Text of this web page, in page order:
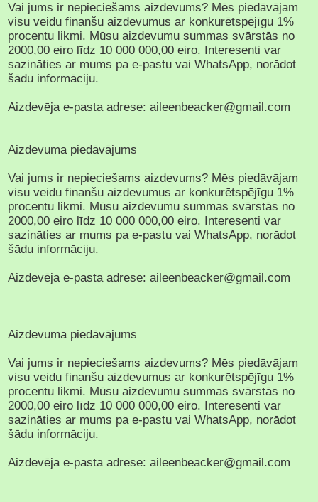
Vai jums ir nepieciešams aizdevums? Mēs piedāvājam
visu veidu finanšu aizdevumus ar konkurētspējīgu 1%
procentu likmi. Mūsu aizdevumu summas svārstās no
2000,00 eiro līdz 10 000 000,00 eiro. Interesenti var
sazināties ar mums pa e-pastu vai WhatsApp, norādot
šādu informāciju.
Aizdevēja e-pasta adrese: aileenbeacker@gmail.com
Aizdevuma piedāvājums
Vai jums ir nepieciešams aizdevums? Mēs piedāvājam
visu veidu finanšu aizdevumus ar konkurētspējīgu 1%
procentu likmi. Mūsu aizdevumu summas svārstās no
2000,00 eiro līdz 10 000 000,00 eiro. Interesenti var
sazināties ar mums pa e-pastu vai WhatsApp, norādot
šādu informāciju.
Aizdevēja e-pasta adrese: aileenbeacker@gmail.com
Aizdevuma piedāvājums
Vai jums ir nepieciešams aizdevums? Mēs piedāvājam
visu veidu finanšu aizdevumus ar konkurētspējīgu 1%
procentu likmi. Mūsu aizdevumu summas svārstās no
2000,00 eiro līdz 10 000 000,00 eiro. Interesenti var
sazināties ar mums pa e-pastu vai WhatsApp, norādot
šādu informāciju.
Aizdevēja e-pasta adrese: aileenbeacker@gmail.com